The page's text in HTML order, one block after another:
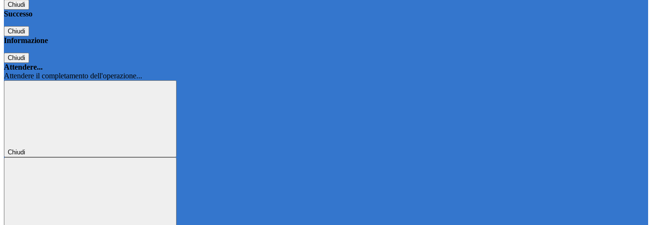
Chiudi
Successo
Chiudi
Informazione
Chiudi
Attendere...
Attendere il completamento dell'operazione...
Chiudi